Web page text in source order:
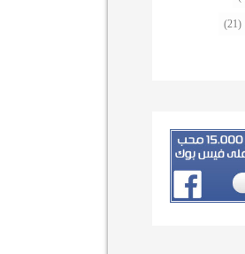
(21)